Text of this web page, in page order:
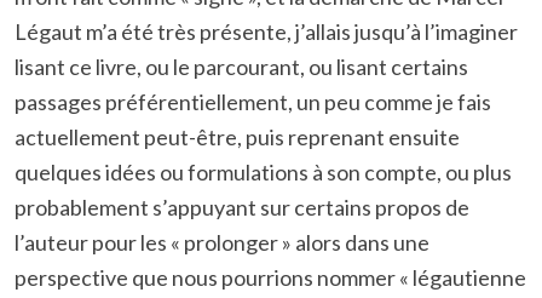
Légaut m’a été très présente, j’allais jusqu’à l’imaginer
lisant ce livre, ou le parcourant, ou lisant certains
passages préférentiellement, un peu comme je fais
actuellement peut-être, puis reprenant ensuite
quelques idées ou formulations à son compte, ou plus
probablement s’appuyant sur certains propos de
l’auteur pour les « prolonger » alors dans une
perspective que nous pourrions nommer « légautienne